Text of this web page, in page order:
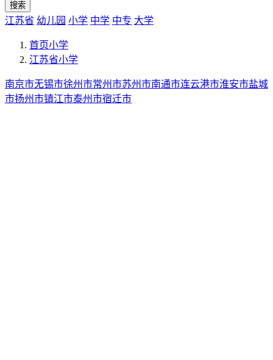
搜索
江苏省 幼儿园 小学 中学 中专 大学
首页小学
江苏省小学
南京市无锡市徐州市常州市苏州市南通市连云港市淮安市盐城
市扬州市镇江市泰州市宿迁市